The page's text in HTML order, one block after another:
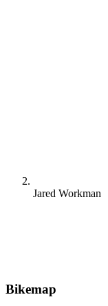
Jared Workman
Bikemap